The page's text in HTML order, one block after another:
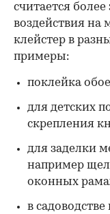
00:00
считается
воздействия на
клейстер в
примеры:
поклейка
для детских
скрепления
для заделки
например
оконных
в садоводстве